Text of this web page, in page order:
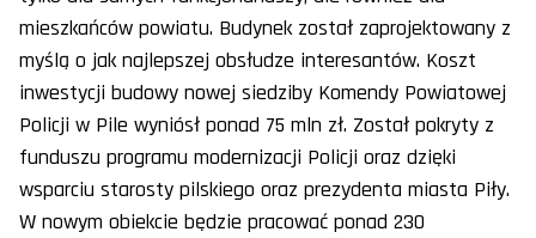
mieszkańców powiatu. Budynek został zaprojektowany z
myślą o jak najlepszej obsłudze interesantów. Koszt
inwestycji budowy nowej siedziby Komendy Powiatowej
Policji w Pile wyniósł ponad 75 mln zł. Został pokryty z
funduszu programu modernizacji Policji oraz dzięki
wsparciu starosty pilskiego oraz prezydenta miasta Piły.
W nowym obiekcie będzie pracować ponad 230